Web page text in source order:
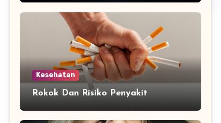
Kesehatan
Rokok Dan Risiko Penyakit